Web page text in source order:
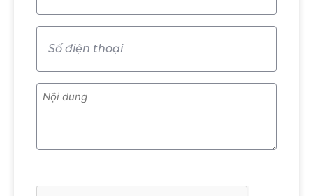
điện
Nội
dung